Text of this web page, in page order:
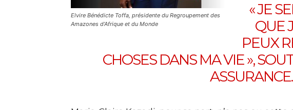
Elvire Bénédicte Toffa, présidente du Regroupement des
Amazones d’Afrique et du Monde
« JE
QUE
PEUX
CHOSES DANS MA VIE »,
ASSURANCE.